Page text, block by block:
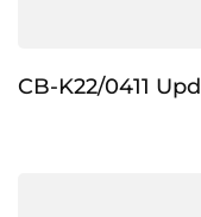
CB-K22/0411